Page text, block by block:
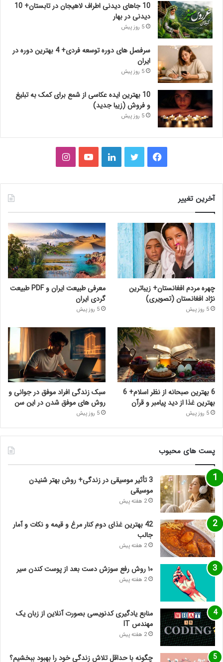
10 جاهای دیدنی اطراف لاهیجان در تابستان+ 10
دیدنی در بهار
5 روز پیش
سرفصل های دوره توسعه فردی+ 4 بهترین دوره در
ایران
5 روز پیش
10 بهترین ایده عکاسی از شمع برای کمک به تبلیغ
و فروش (زیبا جدید)
5 روز پیش
فیس توییترلینکدینیوتیوباینستاگرام
آخرین تغییر
چهره مردم افغانستان+ زیباترین
نژاد افغانستان (تصویری)
5 روز پیش
معرفی طبیعت ایران و PDF طبیعت
گردی ایران
5 روز پیش
6 بهترین صبحانه از نظر اسلام+ 6
بهترین غذا از دید پیامبر و قرآن
5 روز پیش
سبک زندگی افراد موفق در جوانی و
روش های موفق شدن در این سن
5 روز پیش
پست های محبوب
3 تأثیر موسیقی در زندگی+ روش بهتر شنیدن
موسیقی
2 هفته پیش
42 بهترین غذای دوم کنار مرغ و قیمه و نکات و آمار
جالب
2 هفته پیش
۱۰ روش رفع سوزش دست بعد از پوست کندن سیر
2 هفته پیش
منابع یادگیری کدنویسی بصورت آنلاین از زبان یک
مهندس IT
2 هفته پیش
چگونه با حداقل تلاش زندگی خود را بهبود ببخشیم؟